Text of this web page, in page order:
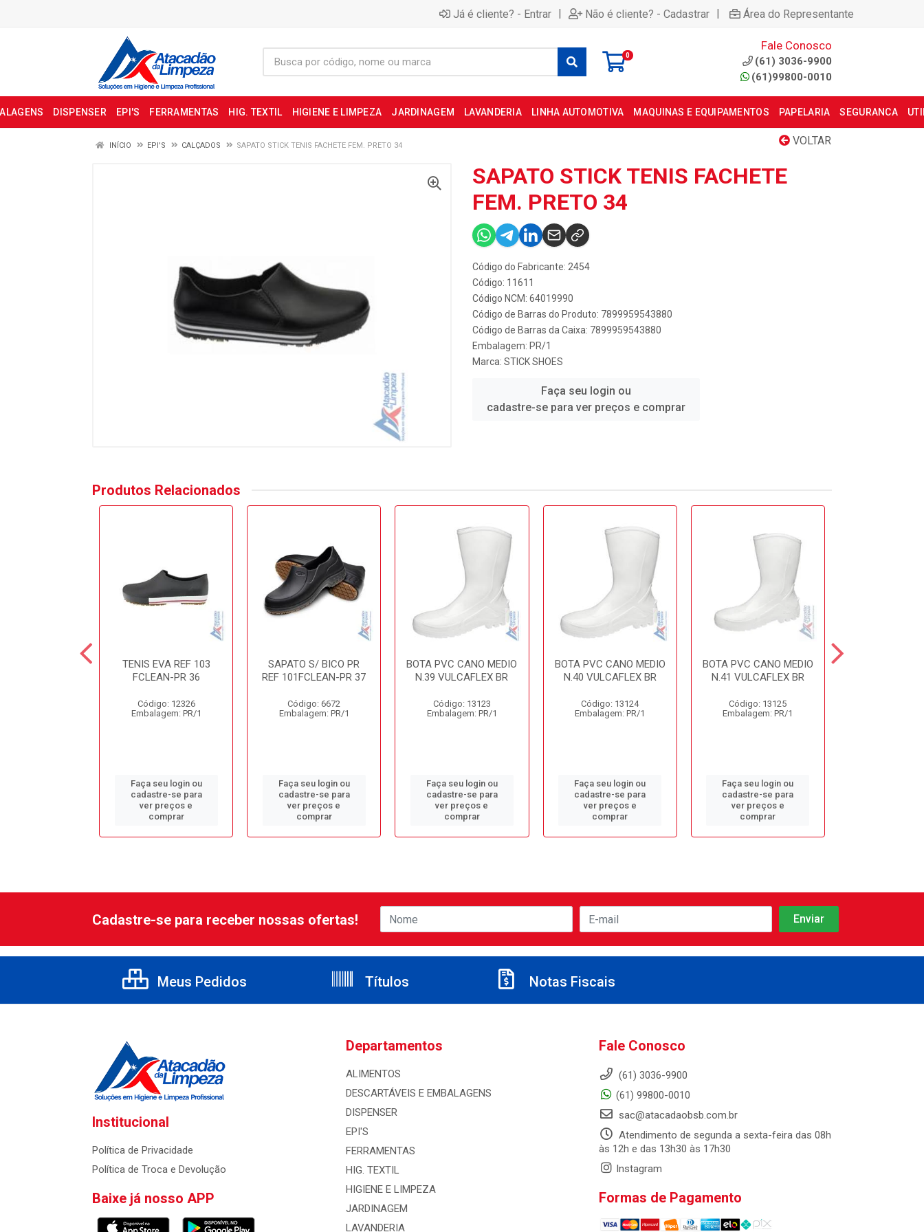
Já é cliente? - Entrar | Não é cliente? - Cadastrar | Área do Representante
0
Fale Conosco
(61) 3036-9900
(61)99800-0010
DISPENSER EPI'S FERRAMENTAS HIG. TEXTIL HIGIENE E LIMPEZA JARDINAGEM LAVANDERIA LINHA AUTOMOTIVA MAQUINAS E EQUIPAMENTOS PAPELARIA SEGURANCA
VOLTAR
INÍCIO EPI'S CALÇADOS SAPATO STICK TENIS FACHETE FEM. PRETO 34
SAPATO STICK TENIS FACHETE
FEM. PRETO 34
Código do Fabricante: 2454
Código: 11611
Código NCM: 64019990
Código de Barras do Produto: 7899959543880
Código de Barras da Caixa: 7899959543880
Embalagem: PR/1
Marca: STICK SHOES
Faça seu login ou
cadastre-se para ver preços e comprar
Produtos Relacionados
TENIS EVA REF 103
FCLEAN-PR 36
Código: 12326
Embalagem: PR/1
Faça seu login ou
cadastre-se para
ver preços e
comprar
SAPATO S/ BICO PR
REF 101FCLEAN-PR 37
Código: 6672
Embalagem: PR/1
Faça seu login ou
cadastre-se para
ver preços e
comprar
BOTA PVC CANO MEDIO
N.39 VULCAFLEX BR
Código: 13123
Embalagem: PR/1
Faça seu login ou
cadastre-se para
ver preços e
comprar
BOTA PVC CANO MEDIO
N.40 VULCAFLEX BR
Código: 13124
Embalagem: PR/1
Faça seu login ou
cadastre-se para
ver preços e
comprar
BOTA PVC CANO MEDIO
N.41 VULCAFLEX BR
Código: 13125
Embalagem: PR/1
Faça seu login ou
cadastre-se para
ver preços e
comprar
Cadastre-se para receber nossas ofertas!
Meus Pedidos Títulos Notas Fiscais
Institucional
Política de Privacidade
Política de Troca e Devolução
Baixe já nosso APP
Departamentos
ALIMENTOS
DESCARTÁVEIS E EMBALAGENS
DISPENSER
EPI'S
FERRAMENTAS
HIG. TEXTIL
HIGIENE E LIMPEZA
JARDINAGEM
LAVANDERIA
Fale Conosco
(61) 3036-9900
(61) 99800-0010
sac@atacadaobsb.com.br
Atendimento de segunda a sexta-feira das 08h
às 12h e das 13h30 às 17h30
Instagram
Formas de Pagamento